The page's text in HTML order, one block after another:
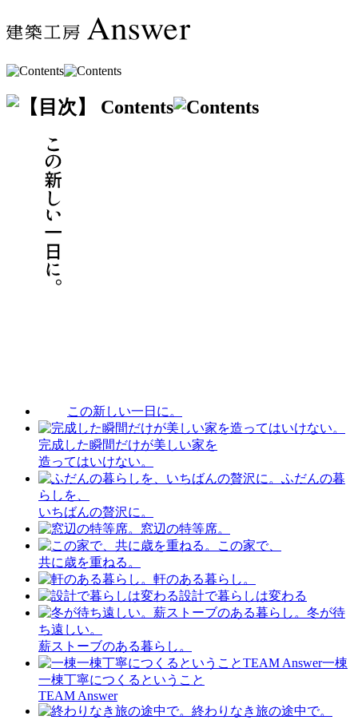
この新しい一日に。
完成した瞬間だけが美しい家を
造ってはいけない。
ふだんの暮
らしを、
いちばんの贅沢に。
窓辺の特等席。
この家で、
共に歳を重ねる。
軒のある暮らし。
設計で暮らしは変わる
冬が待
ち遠しい。
薪ストーブのある暮らし。
一棟
一棟丁寧につくるということ
TEAM Answer
終わりなき旅の途中で。